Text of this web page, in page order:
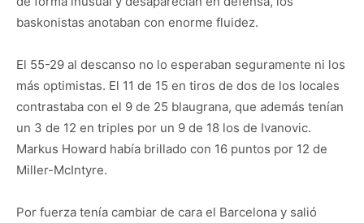
baskonistas anotaban con enorme fluidez.
El 55-29 al descanso no lo esperaban seguramente ni los
más optimistas. El 11 de 15 en tiros de dos de los locales
contrastaba con el 9 de 25 blaugrana, que además tenían
un 3 de 12 en triples por un 9 de 18 los de Ivanovic.
Markus Howard había brillado con 16 puntos por 12 de
Miller-McIntyre.
Por fuerza tenía cambiar de cara el Barcelona y salió